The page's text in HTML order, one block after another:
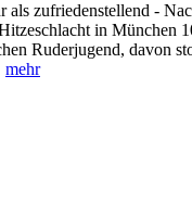
als zufriedenstellend -
in München
Ruderjugend, davon
mehr